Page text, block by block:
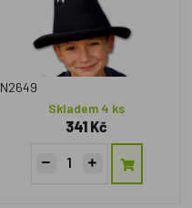
N2649
Skladem 4 ks
341 Kč